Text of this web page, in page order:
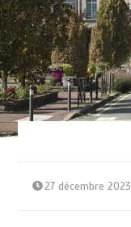
27 décembre 2023